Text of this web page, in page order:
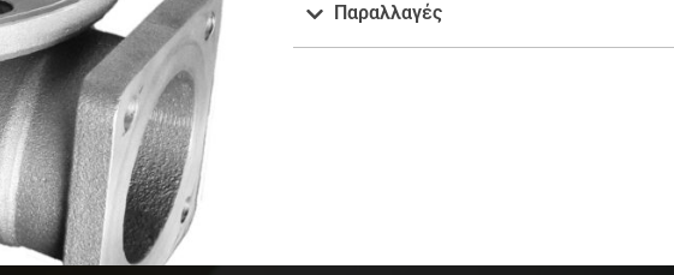
Παραλλαγές